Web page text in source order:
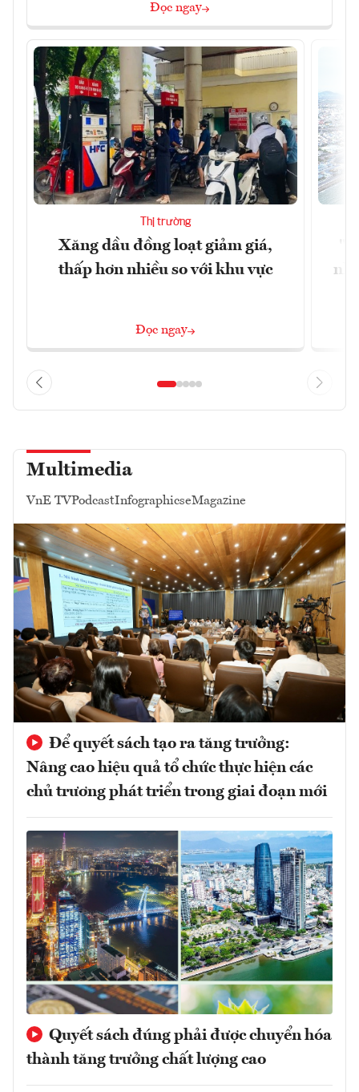
Đọc ngay
Thị trường
Xăng dầu đồng loạt giảm giá,
thấp hơn nhiều so với khu vực
Đọc ngay
Multimedia
VnE TVPodcastInfographicseMagazine
Để quyết sách tạo ra tăng trưởng:
Nâng cao hiệu quả tổ chức thực hiện các
chủ trương phát triển trong giai đoạn mới
Quyết sách đúng phải được chuyển hóa
thành tăng trưởng chất lượng cao